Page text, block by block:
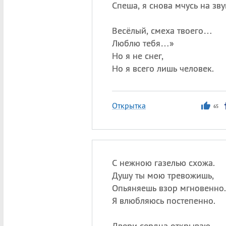
Спеша, я снова мчусь на
Весёлый, смеха твоего…
Люблю тебя…»
Но я не снег,
Но я всего лишь человек.
Открытка 65
С нежною газелью схожа.
Душу ты мою тревожишь,
Опьяняешь взор мгновенно.
Я влюбляюсь постепенно.